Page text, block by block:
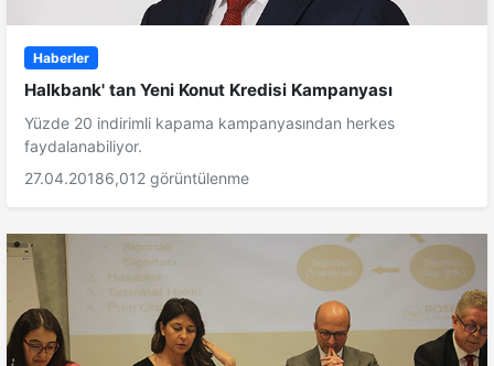
Haberler
Halkbank' tan Yeni Konut Kredisi Kampanyası
Yüzde 20 indirimli kapama kampanyasından herkes
faydalanabiliyor.
27.04.20186,012 görüntülenme